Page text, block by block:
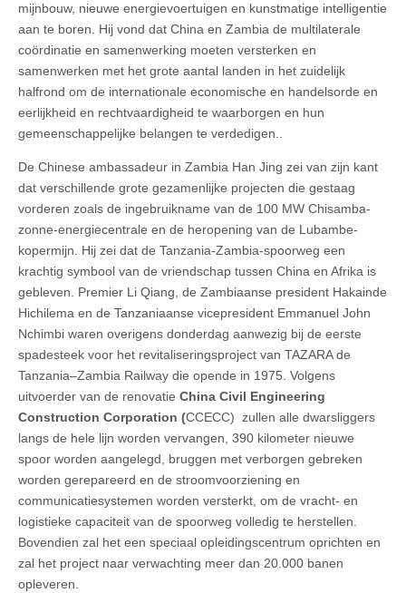
mijnbouw, nieuwe energievoertuigen en kunstmatige intelligentie
aan te boren. Hij vond dat China en Zambia de multilaterale
coördinatie en samenwerking moeten versterken en
samenwerken met het grote aantal landen in het zuidelijk
halfrond om de internationale economische en handelsorde en
eerlijkheid en rechtvaardigheid te waarborgen en hun
gemeenschappelijke belangen te verdedigen..
De Chinese ambassadeur in Zambia Han Jing zei van zijn kant
dat verschillende grote gezamenlijke projecten die gestaag
vorderen zoals de ingebruikname van de 100 MW Chisamba-
zonne-energiecentrale en de heropening van de Lubambe-
kopermijn. Hij zei dat de Tanzania-Zambia-spoorweg een
krachtig symbool van de vriendschap tussen China en Afrika is
gebleven. Premier Li Qiang, de Zambiaanse president Hakainde
Hichilema en de Tanzaniaanse vicepresident Emmanuel John
Nchimbi waren overigens donderdag aanwezig bij de eerste
spadesteek voor het revitaliseringsproject van TAZARA de
Tanzania–Zambia Railway die opende in 1975. Volgens
uitvoerder van de renovatie China Civil Engineering
Construction Corporation (CCECC) zullen alle dwarsliggers
langs de hele lijn worden vervangen, 390 kilometer nieuwe
spoor worden aangelegd, bruggen met verborgen gebreken
worden gerepareerd en de stroomvoorziening en
communicatiesystemen worden versterkt, om de vracht- en
logistieke capaciteit van de spoorweg volledig te herstellen.
Bovendien zal het een speciaal opleidingscentrum oprichten en
zal het project naar verwachting meer dan 20.000 banen
opleveren.